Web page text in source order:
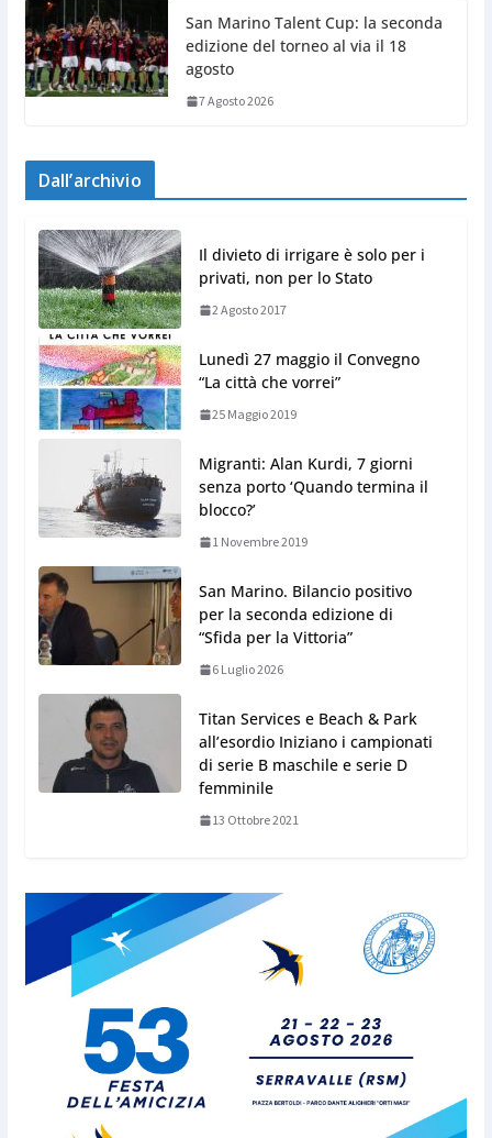
San Marino Talent Cup: la seconda
edizione del torneo al via il 18
agosto
7 Agosto 2026
Dall’archivio
Il divieto di irrigare è solo per i
privati, non per lo Stato
2 Agosto 2017
Lunedì 27 maggio il Convegno
“La città che vorrei”
25 Maggio 2019
Migranti: Alan Kurdi, 7 giorni
senza porto ‘Quando termina il
blocco?’
1 Novembre 2019
San Marino. Bilancio positivo
per la seconda edizione di
“Sfida per la Vittoria”
6 Luglio 2026
Titan Services e Beach & Park
all’esordio Iniziano i campionati
di serie B maschile e serie D
femminile
13 Ottobre 2021